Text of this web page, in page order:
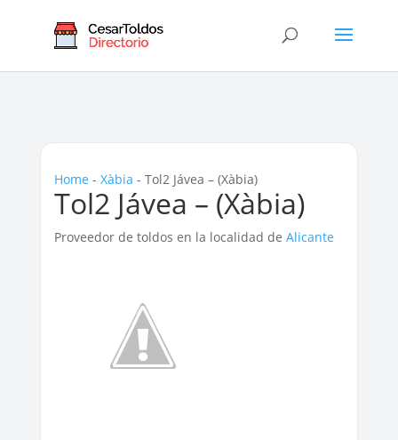
Home - Xàbia - Tol2 Jávea – (Xàbia)
Tol2 Jávea – (Xàbia)
Proveedor de toldos en la localidad de Alicante